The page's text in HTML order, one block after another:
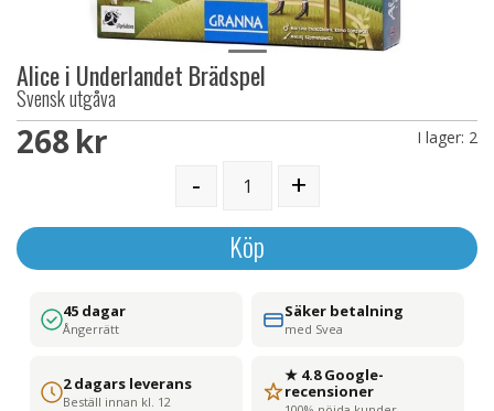
Alice i Underlandet Brädspel
Svensk utgåva
268 SEK I lager: 2
- +
Köp
45 dagar
Ångerrätt
Säker betalning
med Svea
2 dagars leverans
Beställ innan kl. 12
★ 4.8 Google-
recensioner